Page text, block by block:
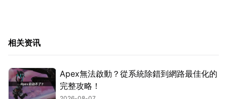
相关资讯
Apex無法啟動？從系統除錯到網路最佳化的
完整攻略！